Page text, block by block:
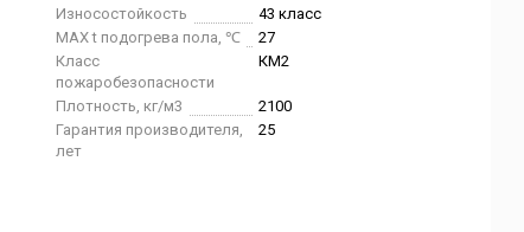
Износостойкость
43 класс
MAX t подогрева пола, ℃
27
Класс
пожаробезопасности
КМ2
Плотность, кг/м3
2100
Гарантия производителя,
лет
25